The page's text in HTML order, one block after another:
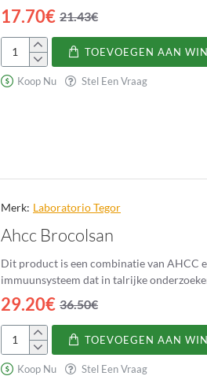
17.70€ 21.43€
Vitamina
C
TOEVOEGEN AAN
Koop Nu Stel Een Vraag
Merk: Laboratorio Tegor
Ahcc Brocolsan
Dit product is een combinatie van AHCC
immuunsysteem dat in talrijke
29.20€ 36.50€
Ahcc
Brocolsan
TOEVOEGEN AAN
Koop Nu Stel Een Vraag